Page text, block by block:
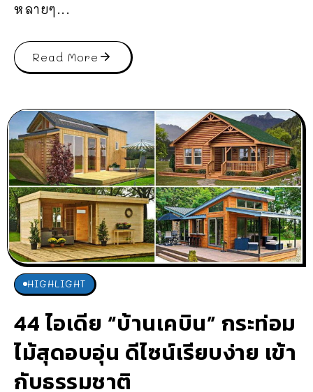
หลายๆ...
Read More
HIGHLIGHT
44 ไอเดีย “บ้านเคบิน” กระท่อม
ไม้สุดอบอุ่น ดีไซน์เรียบง่าย เข้า
กับธรรมชาติ